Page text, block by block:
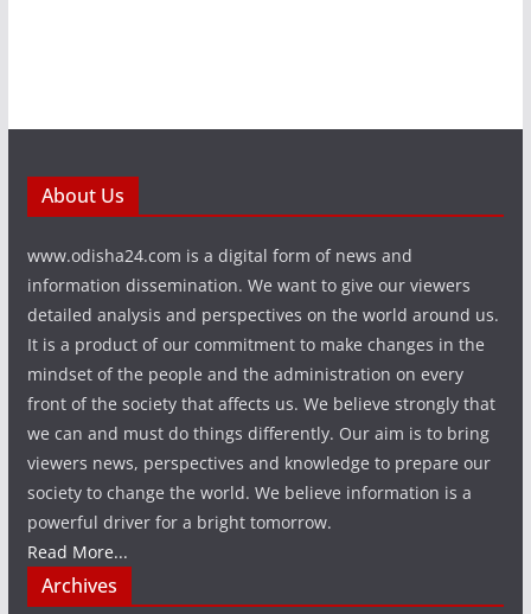
About Us
www.odisha24.com is a digital form of news and
information dissemination. We want to give our viewers
detailed analysis and perspectives on the world around us.
It is a product of our commitment to make changes in the
mindset of the people and the administration on every
front of the society that affects us. We believe strongly that
we can and must do things differently. Our aim is to bring
viewers news, perspectives and knowledge to prepare our
society to change the world. We believe information is a
powerful driver for a bright tomorrow.
Read More...
Archives